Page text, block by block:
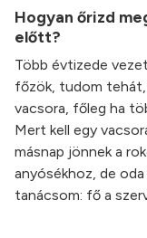
Hogyan őrizd
előtt?
Több évtizede
főzök, tudom tehát,
vacsora, főleg ha
Mert kell egy
másnap jönnek a
anyósékhoz, de
tanácsom: fő a